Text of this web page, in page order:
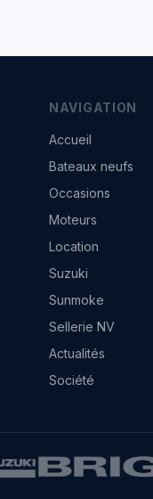
NAVIGATION
Accueil
Bateaux neufs
Occasions
Moteurs
Location
Suzuki
Sunmoke
Sellerie NV
Actualités
Société